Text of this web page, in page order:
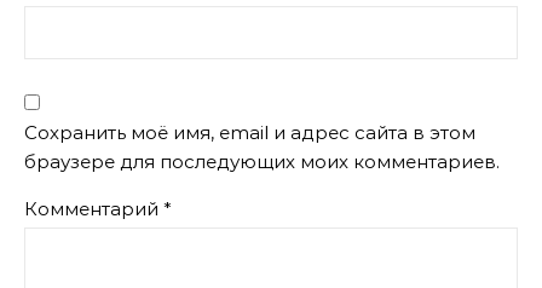
Сохранить моё имя, email и адрес сайта в этом
браузере для последующих моих комментариев.
Комментарий *